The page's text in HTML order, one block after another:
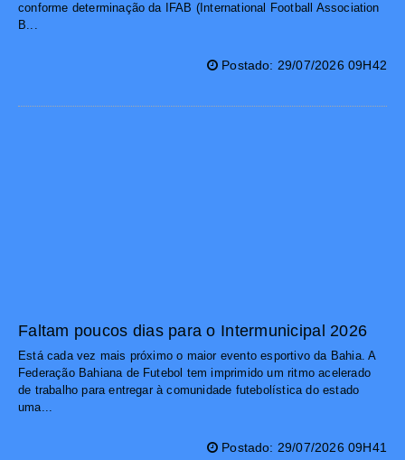
conforme determinação da IFAB (International Football Association
B...
Postado: 29/07/2026 09H42
Faltam poucos dias para o Intermunicipal 2026
Está cada vez mais próximo o maior evento esportivo da Bahia. A
Federação Bahiana de Futebol tem imprimido um ritmo acelerado
de trabalho para entregar à comunidade futebolística do estado
uma...
Postado: 29/07/2026 09H41